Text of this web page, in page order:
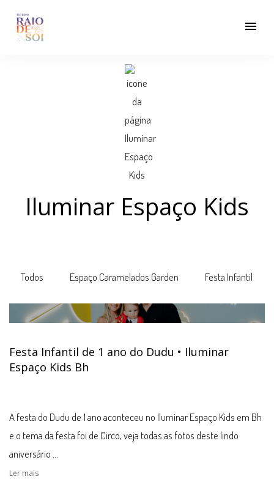
menu
Iluminar Espaço Kids
Todos Espaço Caramelados Garden Festa Infantil
Festa Infantil de 1 ano do Dudu • Iluminar
Espaço Kids Bh
A festa do Dudu de 1 ano aconteceu no Iluminar Espaço Kids em Bh
e o tema da festa foi de Circo, veja todas as fotos deste lindo
aniversário ...
Ler mais